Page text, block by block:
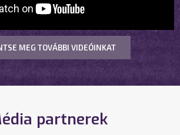
MEG TOVÁBBI VIDEÓINKAT
partnerek